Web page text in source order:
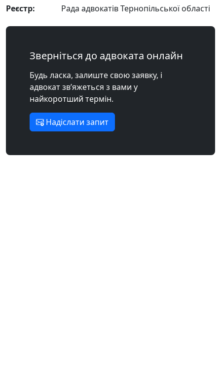
Реєстр:
Рада адвокатів Тернопільської області
Зверніться до адвоката онлайн
Будь ласка, залиште свою заявку, і
адвокат зв’яжеться з вами у
найкоротший термін.
Надіслати запит